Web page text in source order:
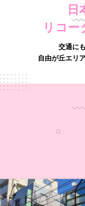
日
リコー
交通に
自由が丘エリ